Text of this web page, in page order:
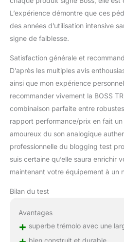
L’expérience démontre que ces
des années d’utilisation intensive
signe de faiblesse.
Satisfaction générale et
D’après les multiples avis
ainsi que mon expérience
recommander vivement la BOSS
combinaison parfaite entre
rapport performance/prix en fait
amoureux du son analogique
professionnelle du blogging test
suis certaine qu’elle saura enrichir
maintenant votre équipement à un
Bilan du test
Avantages
+ superbe trémolo avec une
bien construit et durable